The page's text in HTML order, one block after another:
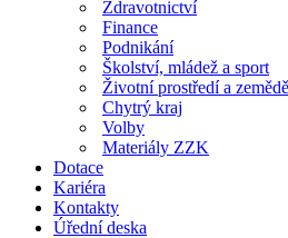
Zdravotnictví
Finance
Podnikání
Školství, mládež a sport
Životní prostředí a
Chytrý kraj
Volby
Materiály ZZK
Dotace
Kariéra
Kontakty
Úřední deska